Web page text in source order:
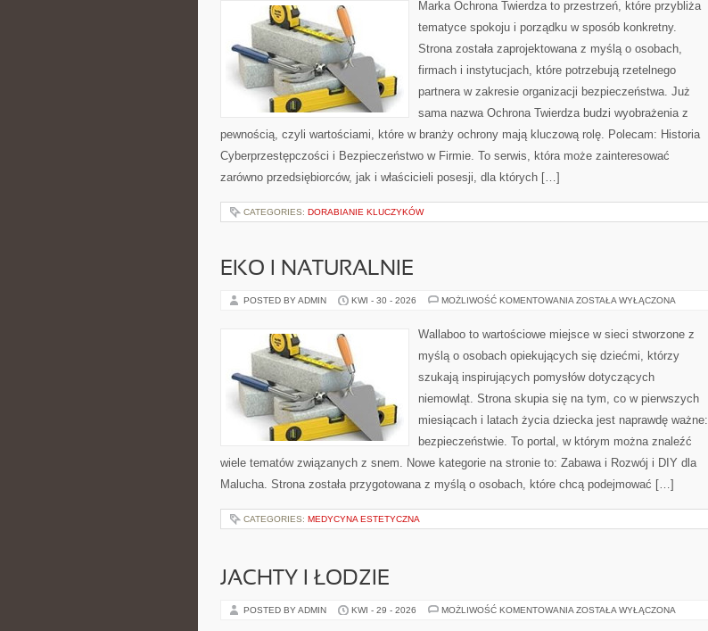
Marka Ochrona Twierdza to przestrzeń, które przybliża
tematyce spokoju i porządku w sposób konkretny.
Strona została zaprojektowana z myślą o osobach,
firmach i instytucjach, które potrzebują rzetelnego
partnera w zakresie organizacji bezpieczeństwa. Już
sama nazwa Ochrona Twierdza budzi wyobrażenia z
pewnością, czyli wartościami, które w branży ochrony mają kluczową rolę. Polecam: Historia
Cyberprzestępczości i Bezpieczeństwo w Firmie. To serwis, która może zainteresować
zarówno przedsiębiorców, jak i właścicieli posesji, dla których […]
CATEGORIES: DORABIANIE KLUCZYKÓW
EKO I NATURALNIE
POSTED BY ADMIN KWI - 30 - 2026 MOŻLIWOŚĆ KOMENTOWANIA EKO
ZOSTAŁA WYŁĄCZONA
Wallaboo to wartościowe miejsce w sieci stworzone z
myślą o osobach opiekujących się dziećmi, którzy
szukają inspirujących pomysłów dotyczących
niemowląt. Strona skupia się na tym, co w pierwszych
miesiącach i latach życia dziecka jest naprawdę ważne:
bezpieczeństwie. To portal, w którym można znaleźć
wiele tematów związanych z snem. Nowe kategorie na stronie to: Zabawa i Rozwój i DIY dla
Malucha. Strona została przygotowana z myślą o osobach, które chcą podejmować […]
CATEGORIES: MEDYCYNA ESTETYCZNA
JACHTY I ŁODZIE
POSTED BY ADMIN KWI - 29 - 2026 MOŻLIWOŚĆ KOMENTOWANIA JACHTY
ZOSTAŁA WYŁĄCZONA